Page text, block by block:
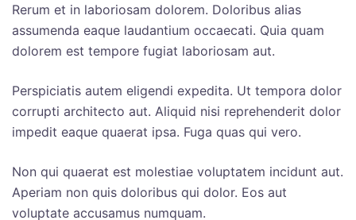
Rerum et in laboriosam dolorem. Doloribus alias
assumenda eaque laudantium occaecati. Quia quam
dolorem est tempore fugiat laboriosam aut.
Perspiciatis autem eligendi expedita. Ut tempora dolor
corrupti architecto aut. Aliquid nisi reprehenderit dolor
impedit eaque quaerat ipsa. Fuga quas qui vero.
Non qui quaerat est molestiae voluptatem incidunt aut.
Aperiam non quis doloribus qui dolor. Eos aut
voluptate accusamus numquam.